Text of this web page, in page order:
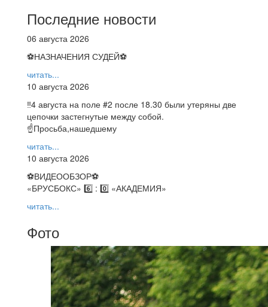
Последние новости
06 августа 2026
⚽НАЗНАЧЕНИЯ СУДЕЙ⚽
читать...
10 августа 2026
‼4 августа на поле #2 после 18.30 были утеряны две
цепочки застегнутые между собой.
☝Просьба,нашедшему
читать...
10 августа 2026
⚽️ВИДЕООБЗОР⚽️
«БРУСБОКС» 6️⃣ : 0️⃣ «АКАДЕМИЯ»
читать...
Фото